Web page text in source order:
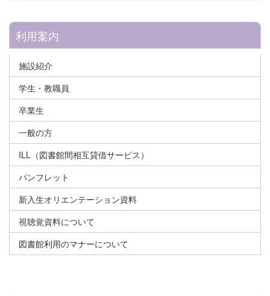
利用案内
施設紹介
学生・教職員
卒業生
一般の方
ILL（図書館間相互貸借サービス）
パンフレット
新入生オリエンテーション資料
視聴覚資料について
図書館利用のマナーについて